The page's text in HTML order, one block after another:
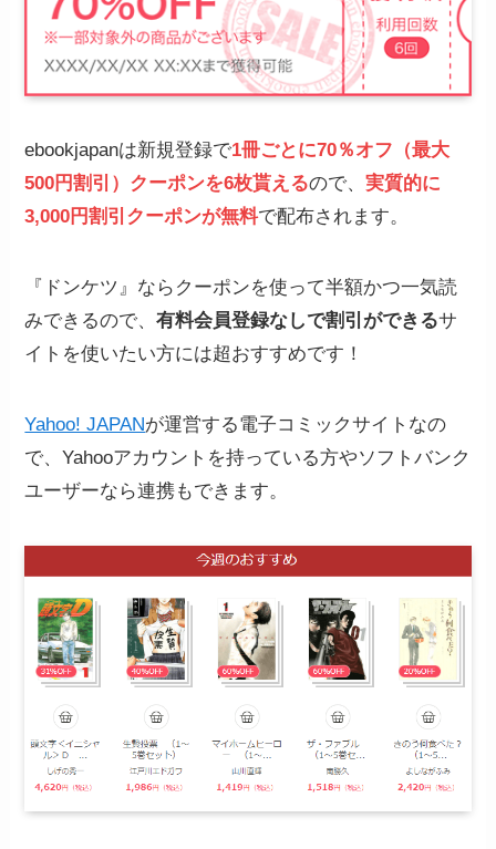
ebookjapanは新規登録で1冊ごとに70％オフ（最大
500円割引）クーポンを6枚貰えるので、実質的に
3,000円割引クーポンが無料で配布されます。
『ドンケツ』ならクーポンを使って半額かつ一気読
みできるので、有料会員登録なしで割引ができるサ
イトを使いたい方には超おすすめです！
Yahoo! JAPANが運営する電子コミックサイトなの
で、Yahooアカウントを持っている方やソフトバンク
ユーザーなら連携もできます。